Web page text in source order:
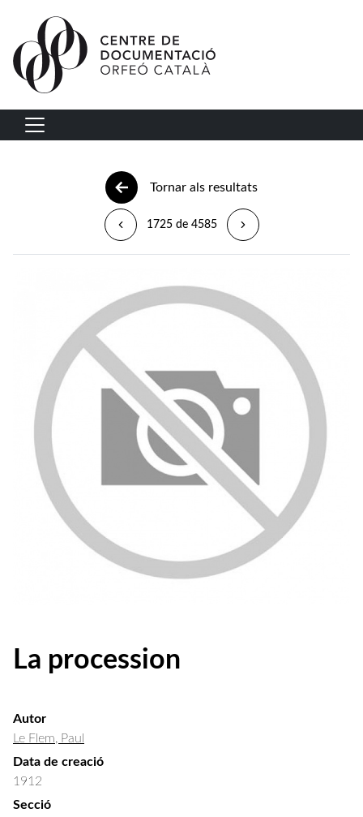
Vés al contingut
Navegació principal
Tornar als resultats
1725 de 4585
La procession
Autor
Le Flem, Paul
Data de creació
1912
Secció